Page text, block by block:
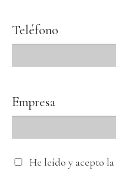
Teléfono
Empresa
He leído y acepto la